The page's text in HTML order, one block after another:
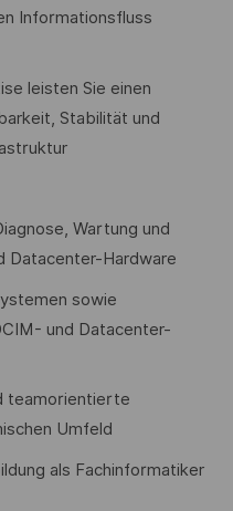
Informationsfluss
leisten Sie einen
Stabilität und
Wartung und
Datacenter-Hardware
sowie
und Datacenter-
teamorientierte
Umfeld
als Fachinformatiker